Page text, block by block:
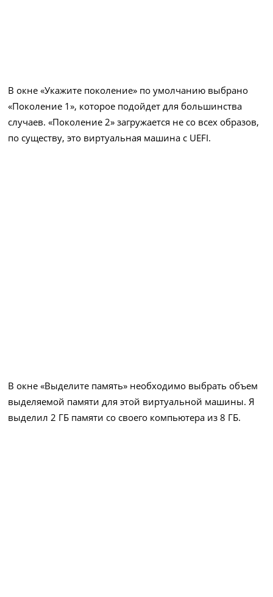
В окне «Укажите поколение» по умолчанию выбрано
«Поколение 1», которое подойдет для большинства
случаев. «Поколение 2» загружается не со всех образов,
по существу, это виртуальная машина с UEFI.
В окне «Выделите память» необходимо выбрать объем
выделяемой памяти для этой виртуальной машины. Я
выделил 2 ГБ памяти со своего компьютера из 8 ГБ.